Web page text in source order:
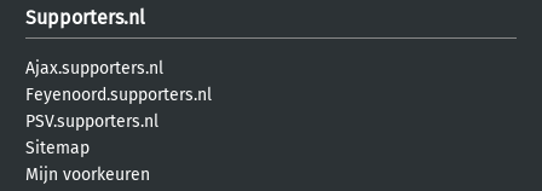
Supporters.nl
Ajax.supporters.nl
Feyenoord.supporters.nl
PSV.supporters.nl
Sitemap
Mijn voorkeuren